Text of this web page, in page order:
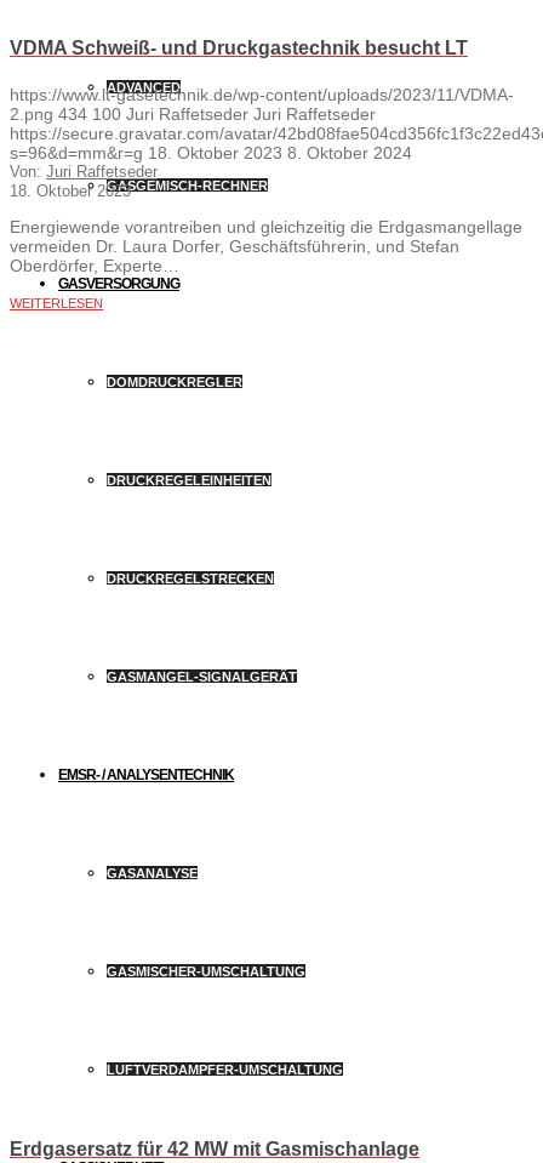
ADVANCED
GASGEMISCH-RECHNER
GASVERSORGUNG
DOMDRUCKREGLER
DRUCKREGELEINHEITEN
DRUCKREGELSTRECKEN
GASMANGEL-SIGNALGERÄT
EMSR- / ANALYSENTECHNIK
GASANALYSE
GASMISCHER-UMSCHALTUNG
LUFTVERDAMPFER-UMSCHALTUNG
VDMA Schweiß- und Druckgastechnik besucht LT
https://www.lt-gasetechnik.de/wp-content/uploads/2023/11/VDMA-
2.png 434 100 Juri Raffetseder Juri Raffetseder
https://secure.gravatar.com/avatar/
s=96&d=mm&r=g 18. Oktober 2023 8. Oktober 2024
Von: Juri Raffetseder
18. Oktober 2023
Energiewende vorantreiben und gleichzeitig die Erdgasmangellage
vermeiden Dr. Laura Dorfer, Geschäftsführerin, und Stefan
Oberdörfer, Experte…
WEITERLESEN
Erdgasersatz für 42 MW mit Gasmischanlage